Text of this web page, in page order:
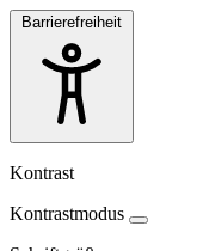
Barrierefreiheit
Kontrast
Kontrastmodus